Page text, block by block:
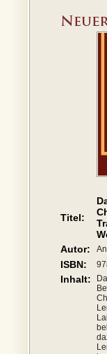
Titel:
Autor:
ISBN:
Inhalt: